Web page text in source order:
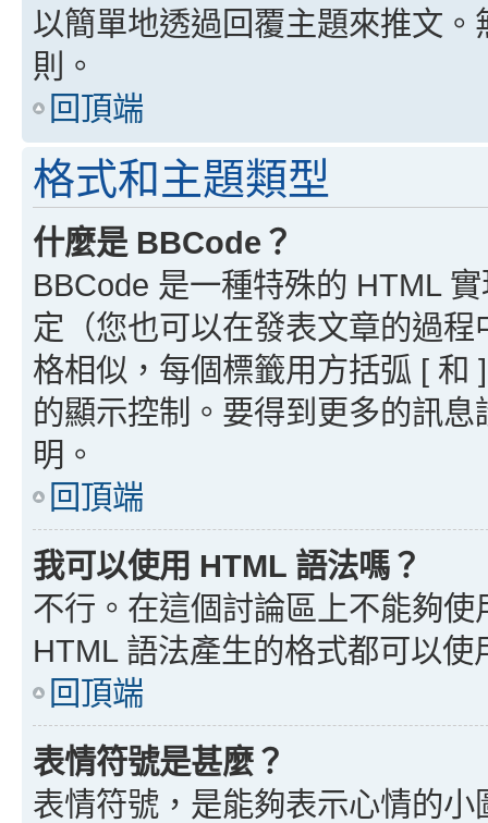
以簡單地透過回覆主題來推文
則。
回頂端
格式和主題類型
什麼是 BBCode？
BBCode 是一種特殊的 HTML
定（您也可以在發表文章的過
格相似，每個標籤用方括弧 [ 和
的顯示控制。要得到更多的訊
明。
回頂端
我可以使用 HTML 語法嗎？
不行。在這個討論區上不能夠
HTML 語法產生的格式都可以
回頂端
表情符號是甚麼？
表情符號，是能夠表示心情的